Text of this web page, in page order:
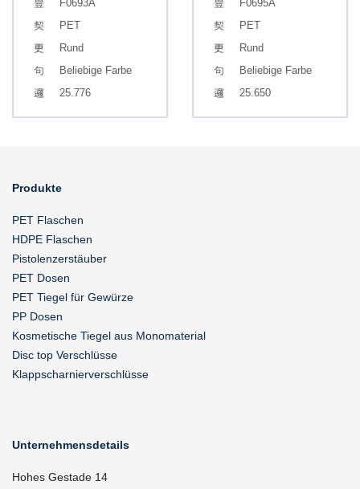
F0693A
PET
Rund
Beliebige Farbe
25.776
F0695A
PET
Rund
Beliebige Farbe
25.650
Produkte
PET Flaschen
HDPE Flaschen
Pistolenzerstäuber
PET Dosen
PET Tiegel für Gewürze
PP Dosen
Kosmetische Tiegel aus Monomaterial
Disc top Verschlüsse
Klappscharnierverschlüsse
Unternehmensdetails
Hohes Gestade 14